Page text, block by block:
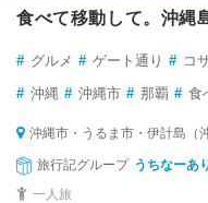
食べて移動して。沖縄
# グルメ # ゲート通り # コ
# 沖縄 # 沖縄市 # 那覇 # 食
沖縄市・うるま市・伊計島（
旅行記グループ うちなーあ
一人旅